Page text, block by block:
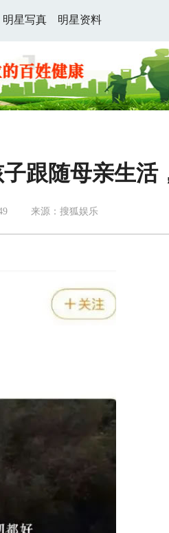
明星写真 明星资料
跟随母亲生活
来源：搜狐娱乐